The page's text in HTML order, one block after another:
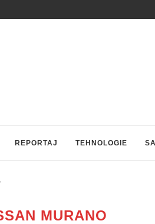
REPORTAJ TEHNOLOGIE
MURANO